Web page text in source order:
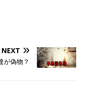
NEXT
が偽物？